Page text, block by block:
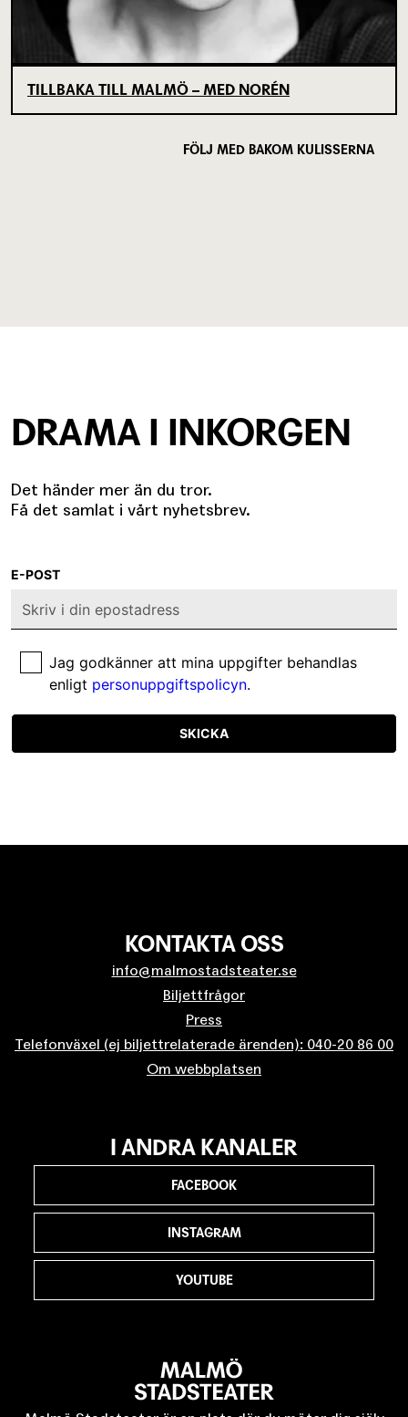
TILLBAKA TILL MALMÖ – MED NORÉN
FÖLJ MED BAKOM KULISSERNA
DRAMA I INKORGEN
Det händer mer än du tror.
Få det samlat i vårt nyhetsbrev.
E-POST
Jag godkänner att mina uppgifter behandlas
enligt personuppgiftspolicyn.
SKICKA
KONTAKTA OSS
info@malmostadsteater.se
Biljettfrågor
Press
Telefonväxel (ej biljettrelaterade ärenden): 040-20 86 00
Om webbplatsen
I ANDRA KANALER
FACEBOOK
INSTAGRAM
YOUTUBE